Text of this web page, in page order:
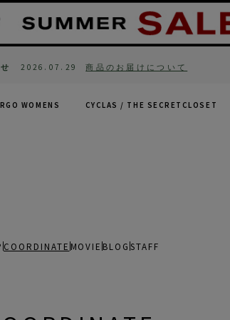
2026.07.29
商品のお届けについて
WOMENS CYCLAS / THE SECRETCLOSET
COORDINATE MOVIE BLOG STAFF